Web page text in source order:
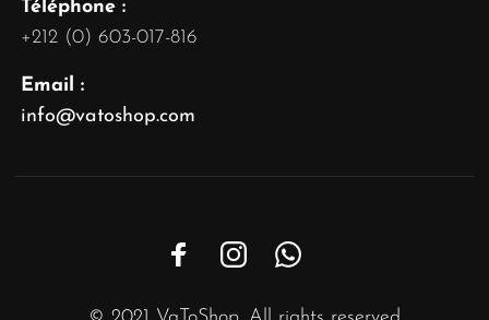
Téléphone :
+212 (0) 603-017-816
Email :
info@vatoshop.com